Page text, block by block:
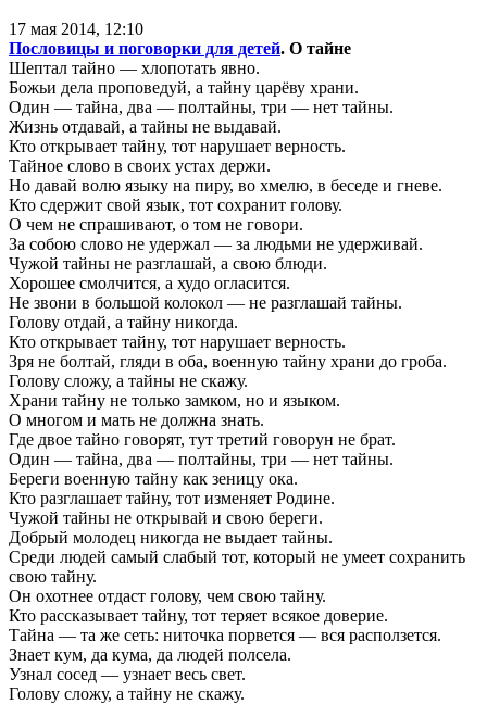
17 мая 2014, 12:10
Пословицы и поговорки для детей. О тайне
Шептал тайно — хлопотать явно.
Божьи дела проповедуй, а тайну царёву храни.
Один — тайна, два — полтайны, три — нет тайны.
Жизнь отдавай, а тайны не выдавай.
Кто открывает тайну, тот нарушает верность.
Тайное слово в своих устах держи.
Но давай волю языку на пиру, во хмелю, в беседе и гневе.
Кто сдержит свой язык, тот сохранит голову.
О чем не спрашивают, о том не говори.
За собою слово не удержал — за людьми не удерживай.
Чужой тайны не разглашай, а свою блюди.
Хорошее смолчится, а худо огласится.
Не звони в большой колокол — не разглашай тайны.
Голову отдай, а тайну никогда.
Кто открывает тайну, тот нарушает верность.
Зря не болтай, гляди в оба, военную тайну храни до гроба.
Голову сложу, а тайны не скажу.
Храни тайну не только замком, но и языком.
О многом и мать не должна знать.
Где двое тайно говорят, тут третий говорун не брат.
Один — тайна, два — полтайны, три — нет тайны.
Береги военную тайну как зеницу ока.
Кто разглашает тайну, тот изменяет Родине.
Чужой тайны не открывай и свою береги.
Добрый молодец никогда не выдает тайны.
Среди людей самый слабый тот, который не умеет сохранить
свою тайну.
Он охотнее отдаст голову, чем свою тайну.
Кто рассказывает тайну, тот теряет всякое доверие.
Тайна — та же сеть: ниточка порвется — вся расползется.
Знает кум, да кума, да людей полсела.
Узнал сосед — узнает весь свет.
Голову сложу, а тайну не скажу.